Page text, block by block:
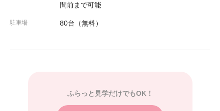
間前まで可能
駐車場 80台（無料）
ふらっと見学だけでもOK！